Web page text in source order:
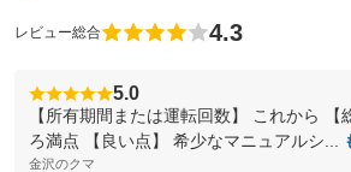
レビュー総合 4.3
5.0
【所有期間または運転回数】 これから 【
ろ満点 【良い点】 希少なマニュアルシ...
金沢のクマ